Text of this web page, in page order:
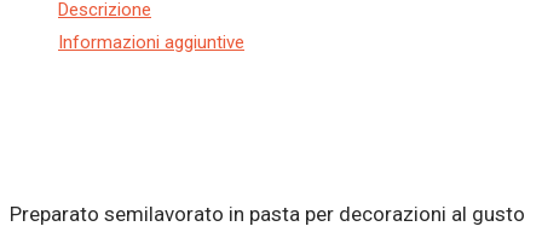
Descrizione
Informazioni aggiuntive
Preparato semilavorato in pasta per decorazioni al gusto